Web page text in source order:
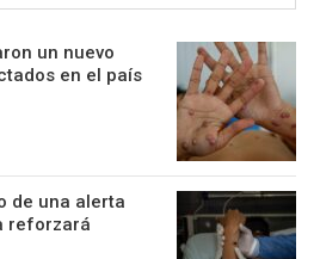
un nuevo
en el país
de una alerta
reforzará